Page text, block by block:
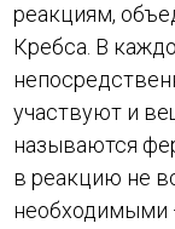
реакциям,
Кребса. В
участвуют и
называются
в реакцию не
необходимыми